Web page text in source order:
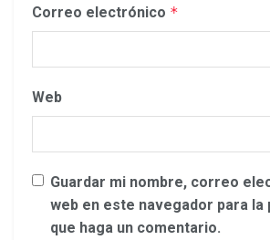
Correo electrónico *
Web
Guardar mi nombre, correo
web en este navegador para la
que haga un comentario.